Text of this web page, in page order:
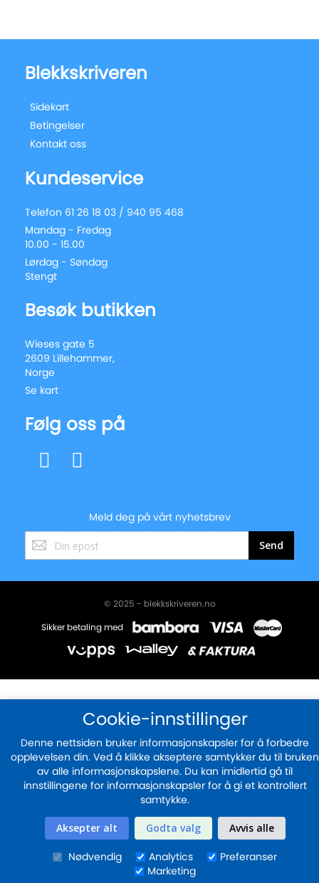
Blekkskriveren
Sidekart
Betingelser
Kontakt oss
Kundeservice
Telefon 61 26 18 03 / 940 95 468
Mandag - Fredag
10.00 - 15.00
Lørdag - Søndag
Stengt
Besøk butikken
Wieses gate 5
2609 Lillehammer,
Norge
Se kart
Følg oss på
Meld deg på vårt nyhetsbrev
Registrer
deg
vårt
Send
© 2025 - blekkskriveren.no
Sikker betaling med
Cookie-innstillinger
Denne nettsiden bruker informasjonskapsler for å forbedre
opplevelsen din. Ved å klikke akseptere samtykker du til bruken
av alle informasjonskapslene. Du kan imidlertid gå til
innstillingene for informasjonskapsler for å gi et kontrollert
samtykke.
Aksepter alt Godta valg Avvis alle
Nødvendig Analytics
Preferanser
Marketing